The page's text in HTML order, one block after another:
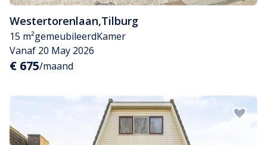
Westertorenlaan,Tilburg
15 m²gemeubileerdKamer
Vanaf 20 May 2026
€ 675/maand